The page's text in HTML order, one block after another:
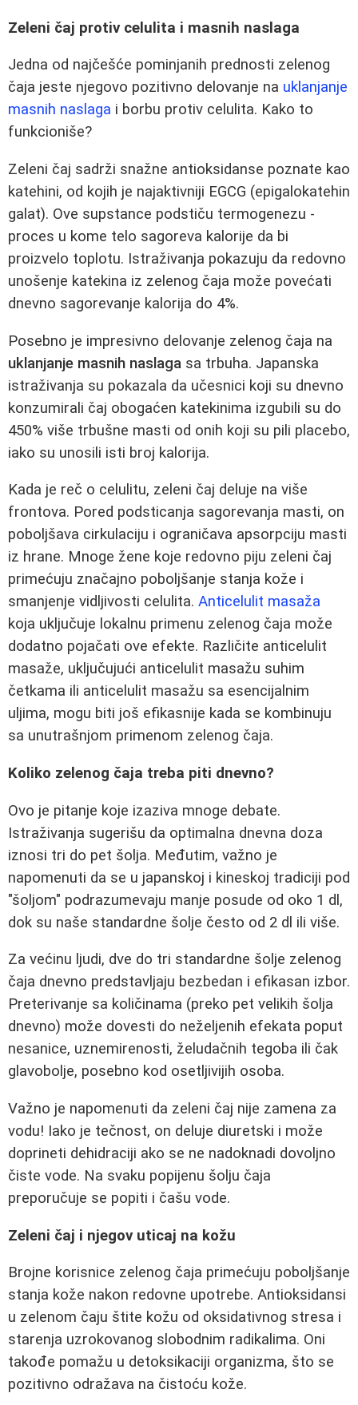
Zeleni čaj protiv celulita i masnih naslaga
Jedna od najčešće pominjanih prednosti zelenog
čaja jeste njegovo pozitivno delovanje na uklanjanje
masnih naslaga i borbu protiv celulita. Kako to
funkcioniše?
Zeleni čaj sadrži snažne antioksidanse poznate kao
katehini, od kojih je najaktivniji EGCG (epigalokatehin
galat). Ove supstance podstiču termogenezu -
proces u kome telo sagoreva kalorije da bi
proizvelo toplotu. Istraživanja pokazuju da redovno
unošenje katekina iz zelenog čaja može povećati
dnevno sagorevanje kalorija do 4%.
Posebno je impresivno delovanje zelenog čaja na
uklanjanje masnih naslaga sa trbuha. Japanska
istraživanja su pokazala da učesnici koji su dnevno
konzumirali čaj obogaćen katekinima izgubili su do
450% više trbušne masti od onih koji su pili placebo,
iako su unosili isti broj kalorija.
Kada je reč o celulitu, zeleni čaj deluje na više
frontova. Pored podsticanja sagorevanja masti, on
poboljšava cirkulaciju i ograničava apsorpciju masti
iz hrane. Mnoge žene koje redovno piju zeleni čaj
primećuju značajno poboljšanje stanja kože i
smanjenje vidljivosti celulita. Anticelulit masaža
koja uključuje lokalnu primenu zelenog čaja može
dodatno pojačati ove efekte. Različite anticelulit
masaže, uključujući anticelulit masažu suhim
četkama ili anticelulit masažu sa esencijalnim
uljima, mogu biti još efikasnije kada se kombinuju
sa unutrašnjom primenom zelenog čaja.
Koliko zelenog čaja treba piti dnevno?
Ovo je pitanje koje izaziva mnoge debate.
Istraživanja sugerišu da optimalna dnevna doza
iznosi tri do pet šolja. Međutim, važno je
napomenuti da se u japanskoj i kineskoj tradiciji pod
"šoljom" podrazumevaju manje posude od oko 1 dl,
dok su naše standardne šolje često od 2 dl ili više.
Za većinu ljudi, dve do tri standardne šolje zelenog
čaja dnevno predstavljaju bezbedan i efikasan izbor.
Preterivanje sa količinama (preko pet velikih šolja
dnevno) može dovesti do neželjenih efekata poput
nesanice, uznemirenosti, želudačnih tegoba ili čak
glavobolje, posebno kod osetljivijih osoba.
Važno je napomenuti da zeleni čaj nije zamena za
vodu! Iako je tečnost, on deluje diuretski i može
doprineti dehidraciji ako se ne nadoknadi dovoljno
čiste vode. Na svaku popijenu šolju čaja
preporučuje se popiti i čašu vode.
Zeleni čaj i njegov uticaj na kožu
Brojne korisnice zelenog čaja primećuju poboljšanje
stanja kože nakon redovne upotrebe. Antioksidansi
u zelenom čaju štite kožu od oksidativnog stresa i
starenja uzrokovanog slobodnim radikalima. Oni
takođe pomažu u detoksikaciji organizma, što se
pozitivno odražava na čistoću kože.